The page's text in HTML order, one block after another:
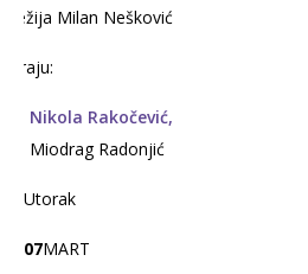
Režija Milan Nešković
Igraju:
Nikola Rakočević,
Miodrag Radonjić
Utorak
07MART